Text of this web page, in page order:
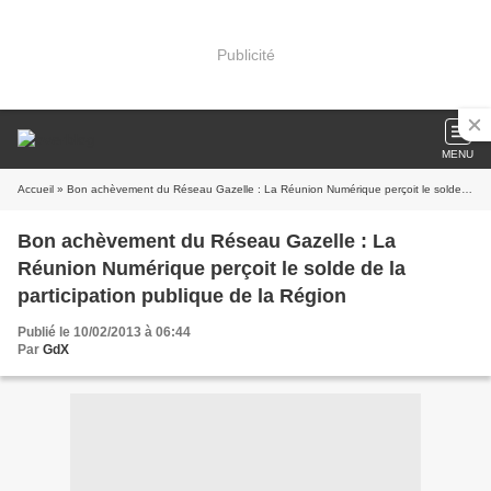
Publicité
MENU
Accueil » Bon achèvement du Réseau Gazelle : La Réunion Numérique perçoit le solde de la participation publique de la Région
Bon achèvement du Réseau Gazelle : La
Réunion Numérique perçoit le solde de la
participation publique de la Région
Publié le 10/02/2013 à 06:44
Par GdX